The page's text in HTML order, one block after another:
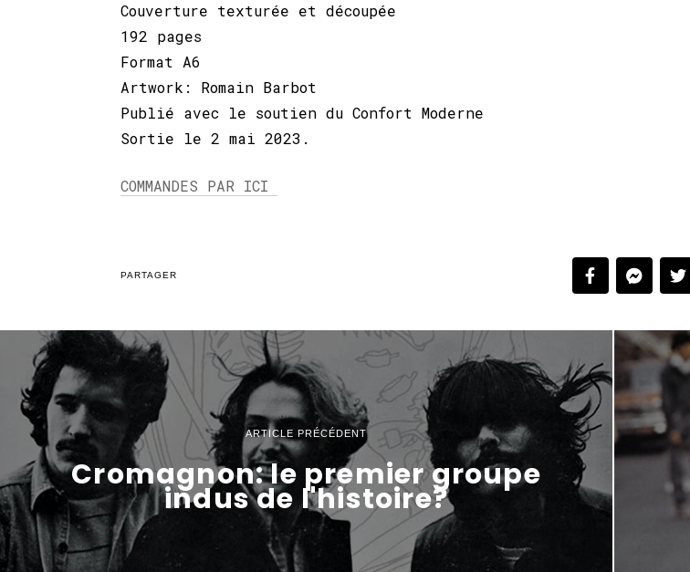
Couverture texturée et découpée
192 pages
Format A6
Artwork: Romain Barbot
Publié avec le soutien du Confort Moderne
Sortie le 2 mai 2023.
COMMANDES PAR ICI
PARTAGER
ARTICLE PRÉCÉDENT
Cromagnon: le premier groupe
indus de l'histoire?